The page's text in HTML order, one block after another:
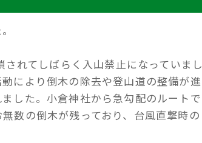
れてしばらく入山禁止になっていまし
により倒木の除去や登山道の整備が進
した。小倉神社から急勾配のルートで
数の倒木が残っており、台風直撃時の